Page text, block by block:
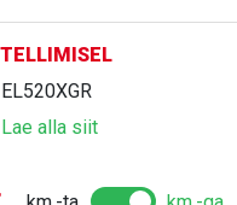
TELLIMISEL
EL520XGR
Lae alla siit